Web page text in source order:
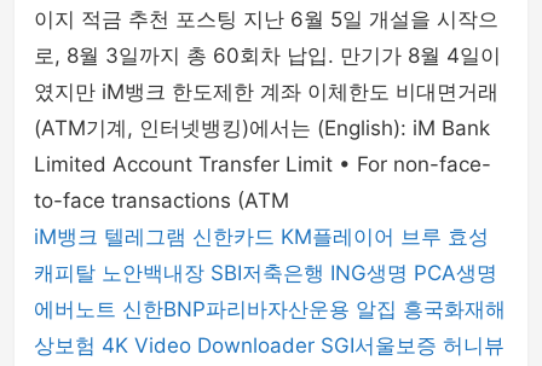
이지 적금 추천 포스팅 지난 6월 5일 개설을 시작으
로, 8월 3일까지 총 60회차 납입. 만기가 8월 4일이
였지만 iM뱅크 한도제한 계좌 이체한도 비대면거래
(ATM기계, 인터넷뱅킹)에서는 (English): iM Bank
Limited Account Transfer Limit • For non-face-
to-face transactions (ATM
iM뱅크 텔레그램 신한카드 KM플레이어 브루 효성
캐피탈 노안백내장 SBI저축은행 ING생명 PCA생명
에버노트 신한BNP파리바자산운용 알집 흥국화재해
상보험 4K Video Downloader SGI서울보증 허니뷰